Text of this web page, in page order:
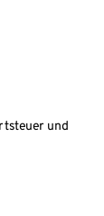
und